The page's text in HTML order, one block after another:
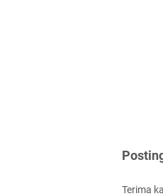
Terima